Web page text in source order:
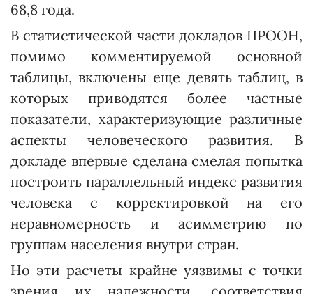
68,8 года.
В статистической части докладов ПРООН,
помимо комментируемой основной
таблицы, включены еще девять таблиц, в
которых приводятся более частные
показатели, характеризующие различные
аспекты человеческого развития. В
докладе впервые сделана смелая попытка
построить параллельный индекс развития
человека с коррек­тировкой на его
неравномерность и асимметрию по
группам населения внутри стран.
Но эти расчеты крайне уязвимы с точки